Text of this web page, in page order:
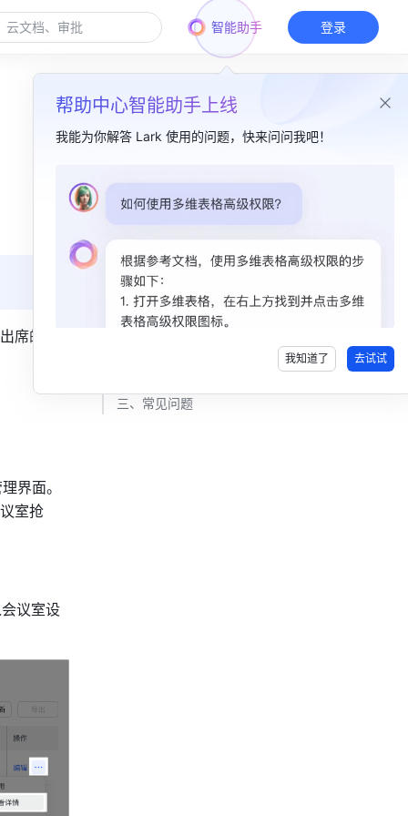
智能助手
帮助中心智能助手上线
我能为你解答 Lark 使用的问题，快来问问我吧！
我知道了 去试试
登录
席的会
界面。
室抢
议室设
二、操作流程 ​
1. 选择需设置的会议室 ​
三、常见问题 ​